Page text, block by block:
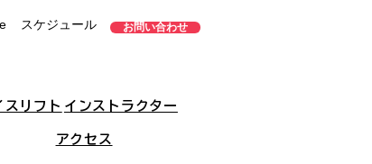
スケジュール お問い合わせ
スリフト インストラクター
アクセス